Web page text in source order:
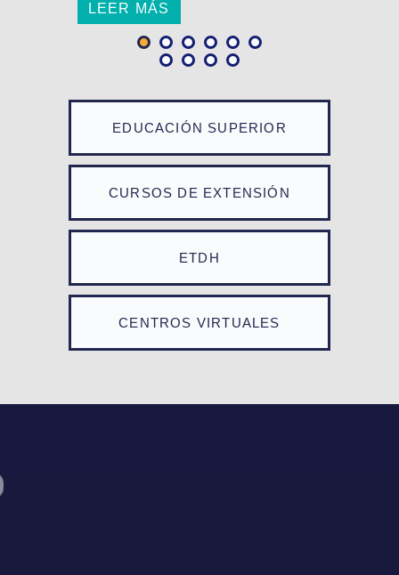
EDUCACIÓN SUPERIOR
CURSOS DE EXTENSIÓN
ETDH
CENTROS VIRTUALES
LEER MÁS